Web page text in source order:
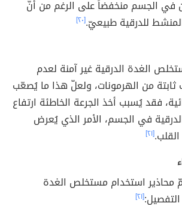
في الجسم منخفضاً على الرغم من أنّ
للدرقية طبيعيّ.[٢٠]
الغدة الدرقية غير آمنة لعدم
من الهرمونات، ولعلّ هذا ما يُصعّب
فقد يُسبب أخذ الجرعة الخاطئة ارتفاع
في الجسم، الأمر الذي يُعرض
[٢١]
محاذير استخدام مستخلص الغدة
[٢١]